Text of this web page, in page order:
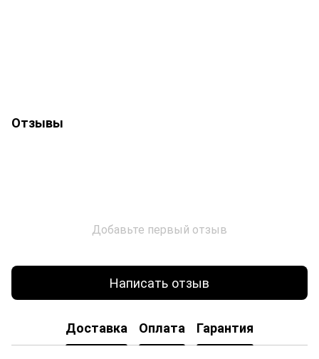
Отзывы
Добавьте первый отзыв
Написать отзыв
Доставка Оплата Гарантия